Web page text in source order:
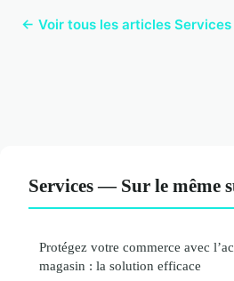
← Voir tous les articles Services
Services — Sur le même
Protégez votre commerce avec
magasin : la solution efficace